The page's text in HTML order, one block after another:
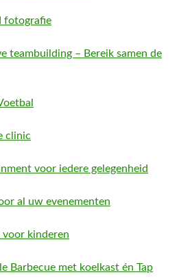
fotografie
teambuilding – Bereik samen de
clinic
voor iedere gelegenheid
al uw evenementen
kinderen
Barbecue met koelkast én Tap